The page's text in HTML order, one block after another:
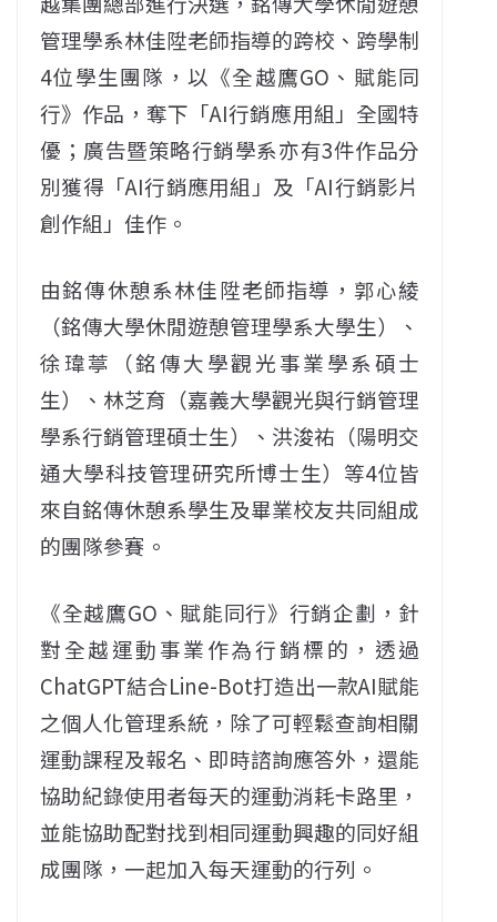
管理學系林佳陞老師指導的跨校、跨學制
4位學生團隊，以《全越鷹GO、賦能同
行》作品，奪下「AI行銷應用組」全國特
優；廣告暨策略行銷學系亦有3件作品分
別獲得「AI行銷應用組」及「AI行銷影片
創作組」佳作。
由銘傳休憩系林佳陞老師指導，郭心綾
（銘傳大學休閒遊憩管理學系大學生）、
徐瑋葶（銘傳大學觀光事業學系碩士
生）、林芝育（嘉義大學觀光與行銷管理
學系行銷管理碩士生）、洪浚祐（陽明交
通大學科技管理研究所博士生）等4位皆
來自銘傳休憩系學生及畢業校友共同組成
的團隊參賽。
《全越鷹GO、賦能同行》行銷企劃，針
對全越運動事業作為行銷標的，透過
ChatGPT結合Line-Bot打造出一款AI賦能
之個人化管理系統，除了可輕鬆查詢相關
運動課程及報名、即時諮詢應答外，還能
協助紀錄使用者每天的運動消耗卡路里，
並能協助配對找到相同運動興趣的同好組
成團隊，一起加入每天運動的行列。